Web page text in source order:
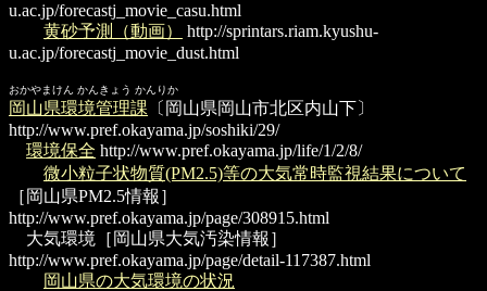
u.ac.jp/forecastj_movie_casu.html
黄砂予測（動画）
http://sprintars.riam.kyushu-
u.ac.jp/forecastj_movie_dust.html
おかやまけん かんきょう かんりか
岡山県環境管理課 〔岡山県岡山市北区内山下〕
http://www.pref.okayama.jp/soshiki/29/
環境保全 http://www.pref.okayama.jp/life/1/2/8/
微小粒子状物質(PM2.5)等の大気常時監視結果について
［岡山県PM2.5情報］
http://www.pref.okayama.jp/page/308915.html
大気環境 ［岡山県大気汚染情報］
http://www.pref.okayama.jp/page/detail-117387.html
岡山県の大気環境の状況